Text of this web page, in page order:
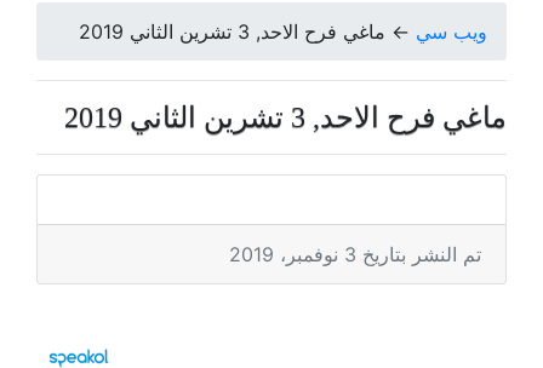
ويب سي ← ماغي فرح الاحد, 3 تشرين الثاني 2019
ماغي فرح الاحد, 3 تشرين الثاني 2019
تم النشر بتاريخ 3 نوفمبر، 2019